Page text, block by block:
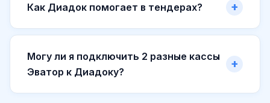
Как Диадок помогает в тендерах?
Могу ли я подключить 2 разные кассы
Эватор к Диадоку?